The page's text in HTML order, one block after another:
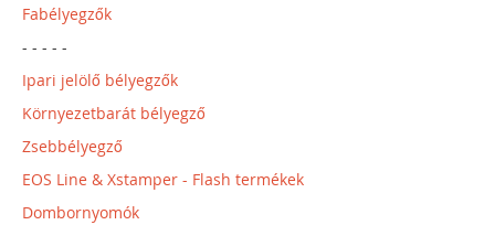
Fabélyegzők
- - - - -
Ipari jelölő bélyegzők
Környezetbarát bélyegző
Zsebbélyegző
EOS Line & Xstamper - Flash termékek
Dombornyomók